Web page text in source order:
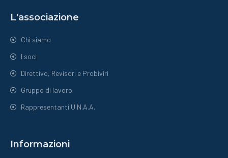
L'associazione
Chi siamo
I soci
Direttivo, Revisori e Probiviri
Gruppo di lavoro
Rappresentanti U.N.A.A.
Informazioni